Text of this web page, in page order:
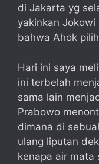
di Jakarta yg
yakinkan
bahwa Ahok
Hari ini saya
ini terbelah
sama lain
Prabowo
dimana di
ulang liputan
kenapa air mata